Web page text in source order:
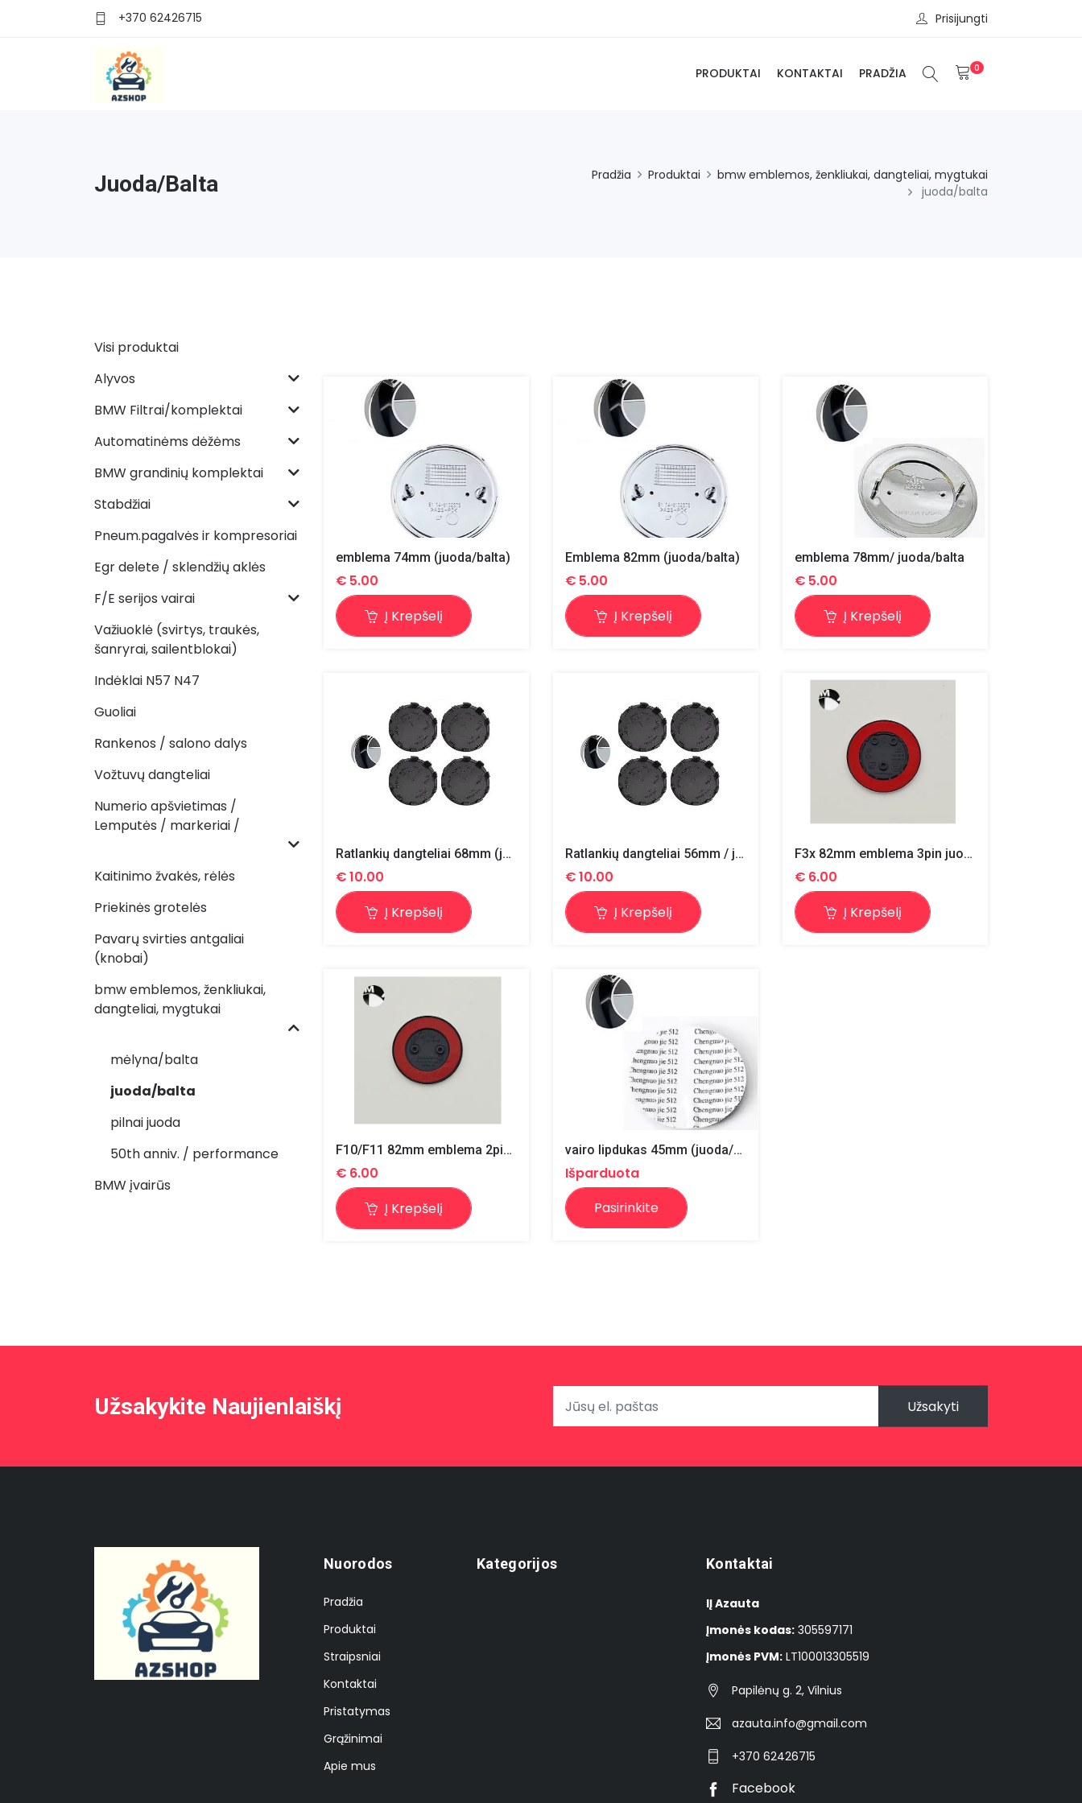
+370 62426715 Prisijungti
PRODUKTAI KONTAKTAI PRADŽIA 0
Juoda/balta Pradžia Produktai
bmw emblemos, ženkliukai, dangteliai, mygtukai
juoda/balta
Visi produktai
Alyvos
BMW Filtrai/komplektai
Automatinėms dėžėms
BMW grandinių komplektai
Stabdžiai
Pneum.pagalvės ir kompresoriai
Egr delete / sklendžių aklės
F/E serijos vairai
Važiuoklė (svirtys, traukės,
šanryrai, sailentblokai)
Indėklai N57 N47
Guoliai
Rankenos / salono dalys
Vožtuvų dangteliai
Numerio apšvietimas /
Lemputės / markeriai /
Kaitinimo žvakės, rėlės
Priekinės grotelės
Pavarų svirties antgaliai
(knobai)
bmw emblemos, ženkliukai,
dangteliai, mygtukai
mėlyna/balta
juoda/balta
pilnai juoda
50th anniv. / performance
BMW įvairūs
emblema 74mm (juoda/balta)
€ 5.00
Į Krepšelį
Emblema 82mm (juoda/balta)
€ 5.00
Į Krepšelį
emblema 78mm/ juoda/balta
€ 5.00
Į Krepšelį
Ratlankių dangteliai 68mm (juoda/balta) / 4vnt.
€10.00
Į Krepšelį
Ratlankių dangteliai 56mm / juoda/balta / 4vnt.
€10.00
Į Krepšelį
F3x 82mm emblema 3pin juoda/balta
€ 6.00
Į Krepšelį
F10/F11 82mm emblema 2pin / juoda/balta
€ 6.00
Į Krepšelį
vairo lipdukas 45mm (juoda/balta)
Išparduota
Pasirinkite
Užsakykite Naujienlaiškį Užsakyti
Nuorodos
Pradžia
Produktai
Straipsniai
Kontaktai
Pristatymas
Grąžinimai
Apie mus
Kategorijos Kontaktai
IĮ Azauta
Įmonės kodas: 305597171
Įmonės PVM: LT100013305519
Papilėnų g. 2, Vilnius
azauta.info@gmail.com
+370 62426715
Facebook